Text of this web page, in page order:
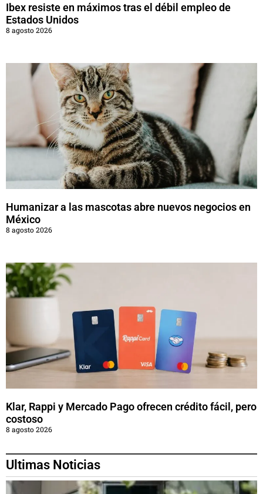
Ibex resiste en máximos tras el débil empleo de
Estados Unidos
8 agosto 2026
Humanizar a las mascotas abre nuevos negocios en
México
8 agosto 2026
Klar, Rappi y Mercado Pago ofrecen crédito fácil, pero
costoso
8 agosto 2026
Ultimas Noticias